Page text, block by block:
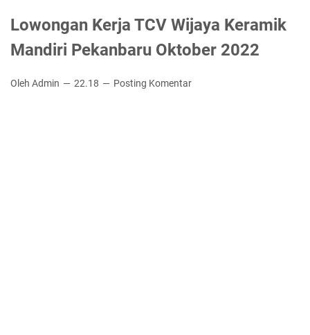
Lowongan Kerja TCV Wijaya Keramik
Mandiri Pekanbaru Oktober 2022
Oleh Admin 22.18 Posting Komentar